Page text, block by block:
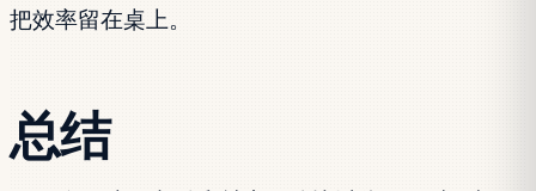
把效率留在桌上。
总结